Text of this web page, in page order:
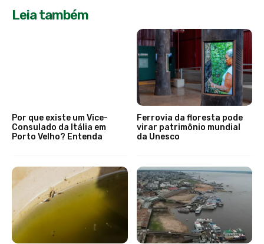
Leia também
Por que existe um Vice-
Consulado da Itália em
Porto Velho? Entenda
Ferrovia da floresta pode
virar patrimônio mundial
da Unesco